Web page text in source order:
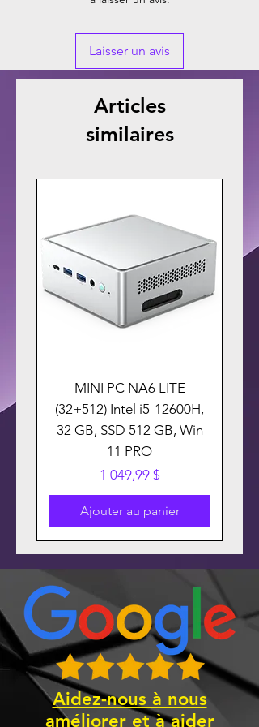
Laisser un avis
Articles
similaires
MINI PC NA6 LITE
(32+512) Intel i5-12600H,
32 GB, SSD 512 GB, Win
11 PRO
Prix
1 049,99 $
Ajouter au panier
Aidez-nous à nous
améliorer et à aider